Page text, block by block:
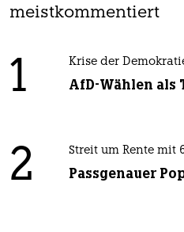
meistkommentiert
1 Krise der
AfD-Wählen als
2 Streit um Rente mit
Passgenauer